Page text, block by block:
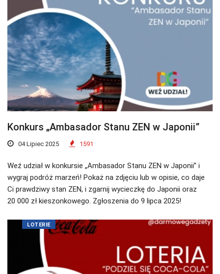
Konkurs „Ambasador Stanu ZEN w Japonii”
04 Lipiec 2025 1591
Weź udział w konkursie „Ambasador Stanu ZEN w Japonii” i
wygraj podróż marzeń! Pokaż na zdjęciu lub w opisie, co daje
Ci prawdziwy stan ZEN, i zgarnij wycieczkę do Japonii oraz
20 000 zł kieszonkowego. Zgłoszenia do 9 lipca 2025!
LOTERIE